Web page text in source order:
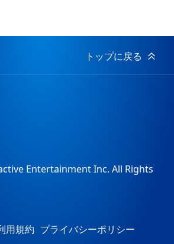
トップに戻る
Entertainment Inc. All Rights
用規約 プライバシーポリシー